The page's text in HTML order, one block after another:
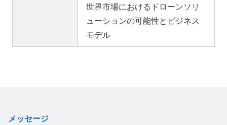
世界市場におけるドローンソリ
ューションの可能性とビジネス
モデル
メッセージ